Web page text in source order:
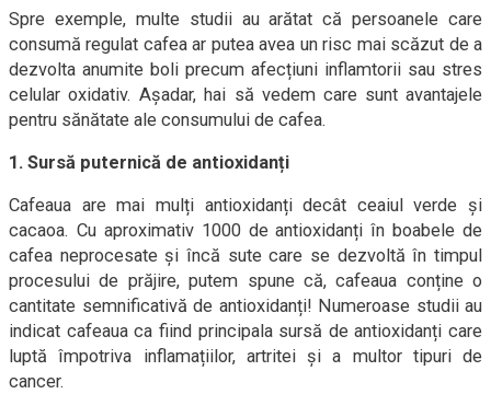
Spre exemple, multe studii au arătat că persoanele care
consumă regulat cafea ar putea avea un risc mai scăzut de a
dezvolta anumite boli precum afecțiuni inflamtorii sau stres
celular oxidativ. Așadar, hai să vedem care sunt avantajele
pentru sănătate ale consumului de cafea.
1. Sursă puternică de antioxidanți
Cafeaua are mai mulți antioxidanți decât ceaiul verde și
cacaoa. Cu aproximativ 1000 de antioxidanți în boabele de
cafea neprocesate și încă sute care se dezvoltă în timpul
procesului de prăjire, putem spune că, cafeaua conține o
cantitate semnificativă de antioxidanți! Numeroase studii au
indicat cafeaua ca fiind principala sursă de antioxidanți care
luptă împotriva inflamațiilor, artritei și a multor tipuri de
cancer.